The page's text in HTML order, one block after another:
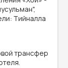
Тийналла
трансфер